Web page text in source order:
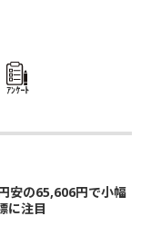
ｱﾝｹｰﾄ
安の65,606円で小幅
に注目